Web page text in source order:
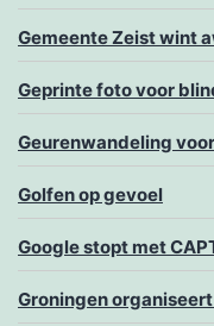
Gemeente Zeist wint
Geprinte foto voor
Geurenwandeling
Golfen op gevoel
Google stopt met
Groningen